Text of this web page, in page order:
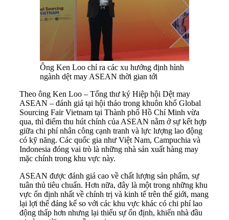
Ông Ken Loo chỉ ra các xu hướng định hình
ngành dệt may ASEAN thời gian tới
Theo ông Ken Loo – Tổng thư ký Hiệp hội Dệt may
ASEAN – đánh giá tại hội thảo trong khuôn khổ Global
Sourcing Fair Vietnam tại Thành phố Hồ Chí Minh vừa
qua, thì điểm thu hút chính của ASEAN nằm ở sự kết hợp
giữa chi phí nhân công cạnh tranh và lực lượng lao động
có kỹ năng. Các quốc gia như Việt Nam, Campuchia và
Indonesia đóng vai trò là những nhà sản xuất hàng may
mặc chính trong khu vực này.
ASEAN được đánh giá cao về chất lượng sản phẩm, sự
tuân thủ tiêu chuẩn. Hơn nữa, đây là một trong những khu
vực ổn định nhất về chính trị và kinh tế trên thế giới, mang
lại lợi thế đáng kể so với các khu vực khác có chi phí lao
động thấp hơn nhưng lại thiếu sự ổn định, khiến nhà đầu